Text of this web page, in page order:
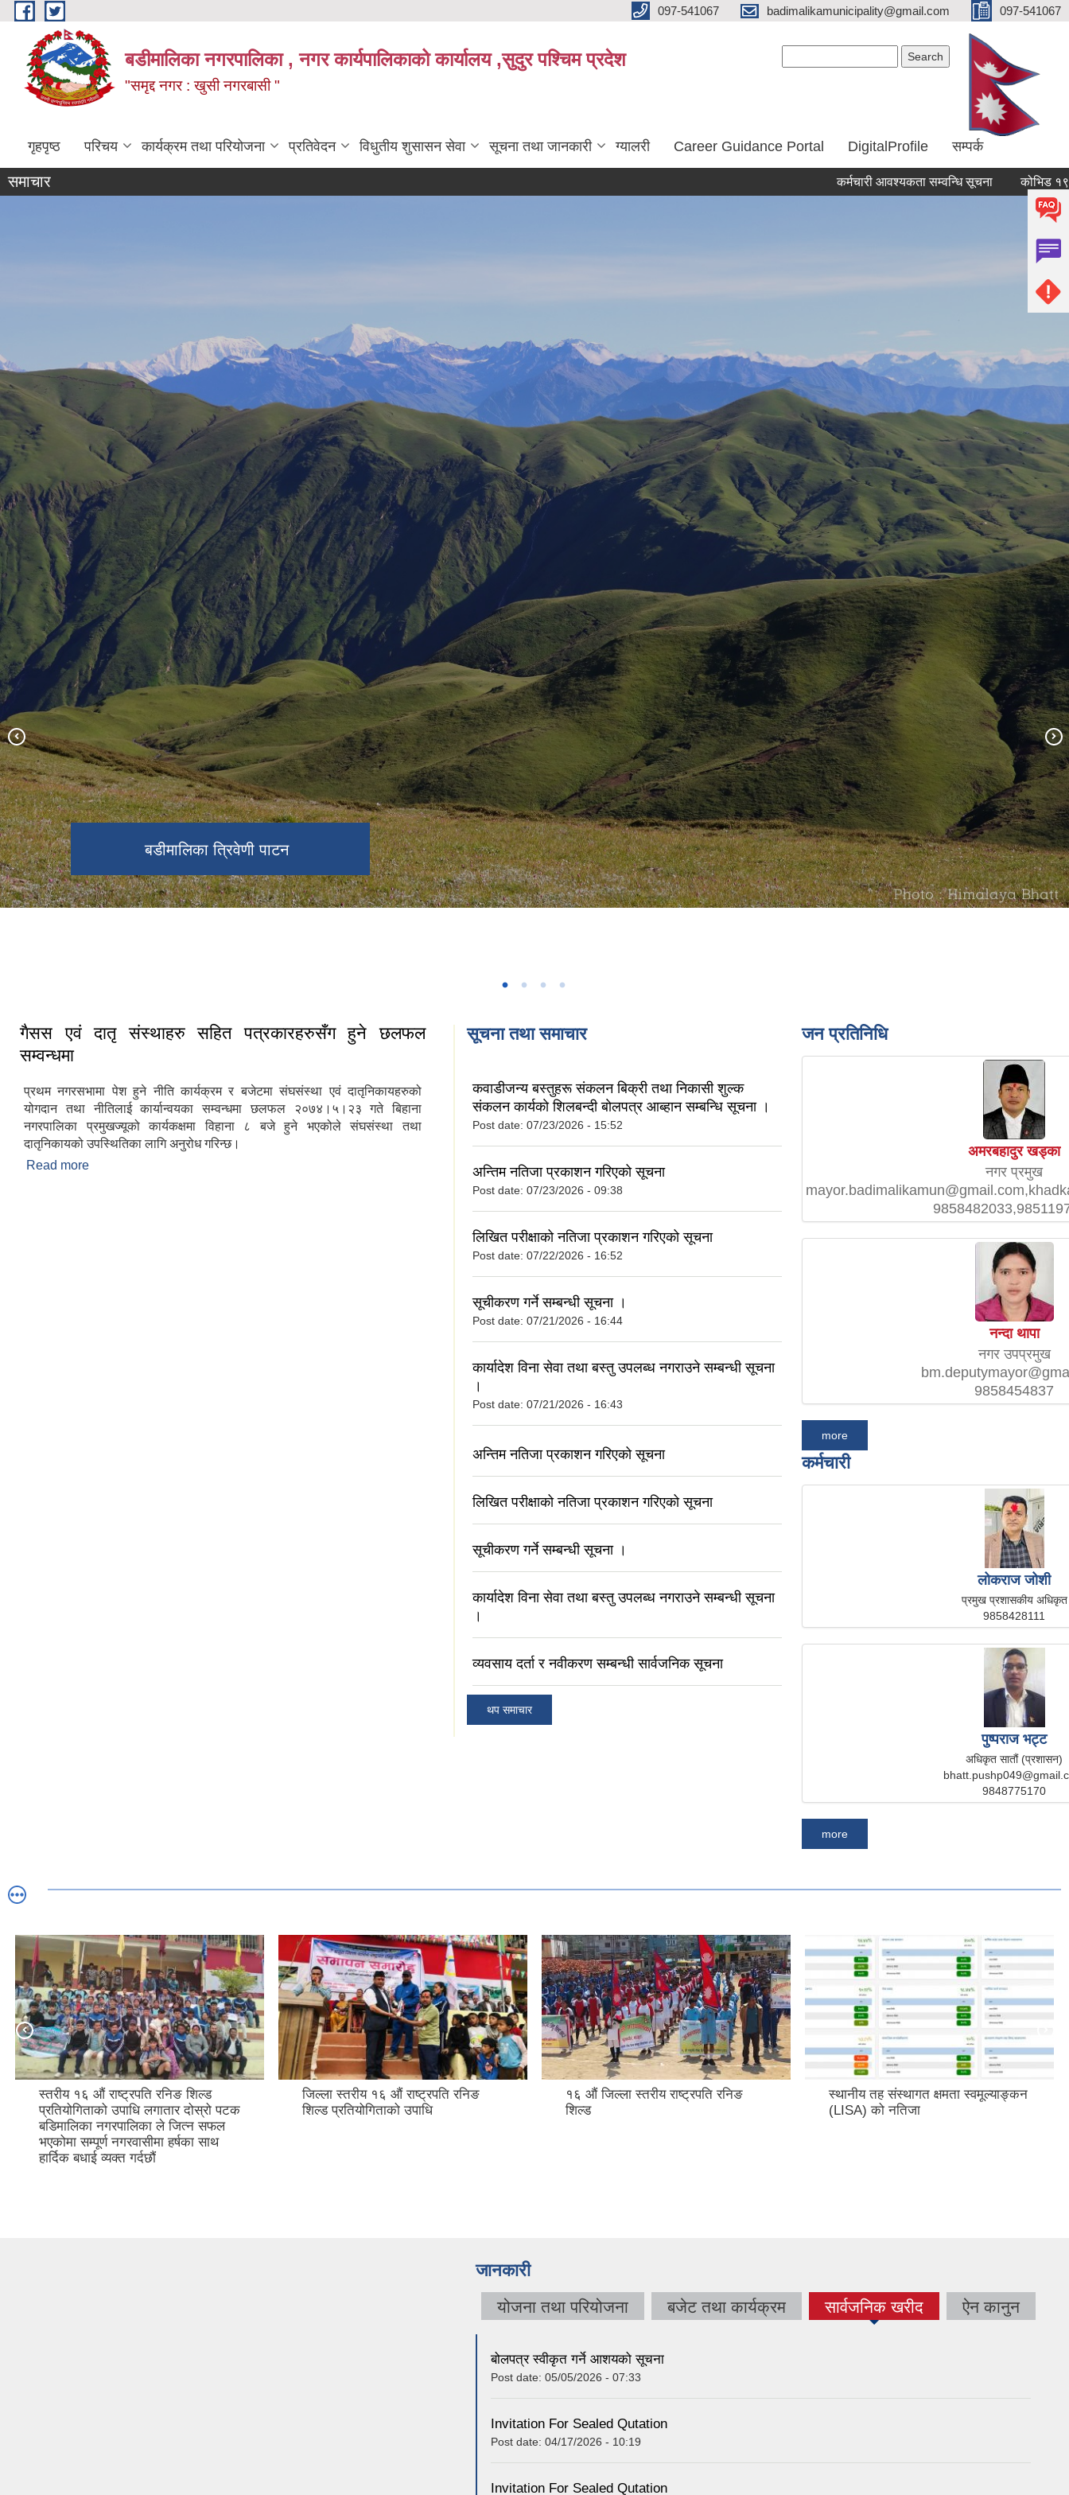
Skip to main content 097-541067 badimalikamunicipality@gmail.com 097-541067
बडीमालिका नगरपालिका , नगर कार्यपालिकाको कार्यालय ,सुदुर पश्चिम प्रदेश
"समृद्द नगर : खुसी नगरबासी "
गृहपृष्ठ परिचय कार्यक्रम तथा परियोजना प्रतिवेदन विधुतीय शुसासन सेवा सूचना तथा जानकारी ग्यालरी Career Guidance Portal DigitalProfile सम्पर्क
समाचार कर्मचारी आवश्यकता सम्वन्धि सूचना कोभिड १९
बडीमालिका त्रिवेणी पाटन
नगर सभा २०८०
गैसस एवं दातृ संस्थाहरु सहित पत्रकारहरुसँग हुने छलफल
सम्वन्धमा
प्रथम नगरसभामा पेश हुने नीति कार्यक्रम र बजेटमा संघसंस्था एवं दातृनिकायहरुको
योगदान तथा नीतिलाई कार्यान्वयका सम्वन्धमा छलफल २०७४।५।२३ गते बिहाना
नगरपालिका प्रमुखज्यूको कार्यकक्षमा विहाना ८ बजे हुने भएकोले संघसंस्था तथा
दातृनिकायको उपस्थितिका लागि अनुरोध गरिन्छ।
Read more
सूचना तथा समाचार
कवाडीजन्य बस्तुहरू संकलन बिक्री तथा निकासी शुल्क
संकलन कार्यकाे शिलबन्दी बाेलपत्र आब्हान सम्बन्धि सूचना ।
Post date: 07/23/2026 - 15:52
अन्तिम नतिजा प्रकाशन गरिएको सूचना
Post date: 07/23/2026 - 09:38
लिखित परीक्षाको नतिजा प्रकाशन गरिएको सूचना
Post date: 07/22/2026 - 16:52
सूचीकरण गर्ने सम्बन्धी सूचना ।
Post date: 07/21/2026 - 16:44
कार्यादेश विना सेवा तथा बस्तु उपलब्ध नगराउने सम्बन्धी सूचना
।
Post date: 07/21/2026 - 16:43
अन्तिम नतिजा प्रकाशन गरिएको सूचना
लिखित परीक्षाको नतिजा प्रकाशन गरिएको सूचना
सूचीकरण गर्ने सम्बन्धी सूचना ।
कार्यादेश विना सेवा तथा बस्तु उपलब्ध नगराउने सम्बन्धी सूचना
।
व्यवसाय दर्ता र नवीकरण सम्बन्धी सार्वजनिक सूचना
थप समाचार
जन प्रतिनिधि
अमरबहादुर खड्का
नगर प्रमुख
नन्दा थापा
नगर उपप्रमुख
9858454837
more
कर्मचारी
लोकराज जोशी
प्रमुख प्रशासकीय अधिकृत
9858428111
पुष्पराज भट्ट
अधिकृत सातौं (प्रशासन)
9848775170
more
जिल्ला स्तरीय १६ औं राष्ट्रपति रनिङ
शिल्ड प्रतियोगिताको उपाधि
१६ औं जिल्ला स्तरीय राष्ट्रपति रनिङ
शिल्ड
स्थानीय तह संस्थागत क्षमता स्वमूल्याङ्कन
(LISA) को नतिजा
स्थानीय तह संस्थागत क्षमता स्वमूल्याङ्कन
(LISA) को नतिजा
जानकारी
योजना तथा परियोजना बजेट तथा कार्यक्रम सार्वजनिक खरीद ऐन कानुन
बोलपत्र स्वीकृत गर्ने आशयको सूचना
Post date: 05/05/2026 - 07:33
Invitation For Sealed Qutation
Post date: 04/17/2026 - 10:19
Invitation For Sealed Qutation